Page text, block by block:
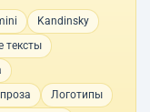
Kandinsky
тексты
Логотипы